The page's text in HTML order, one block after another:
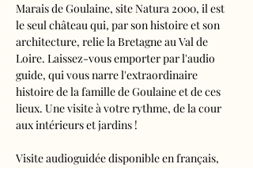
Marais de Goulaine, site Natura 2000, il est
le seul château qui, par son histoire et son
architecture, relie la Bretagne au Val de
Loire. Laissez-vous emporter par l'audio
guide, qui vous narre l'extraordinaire
histoire de la famille de Goulaine et de ces
lieux. Une visite à votre rythme, de la cour
aux intérieurs et jardins !
Visite audioguidée disponible en français,